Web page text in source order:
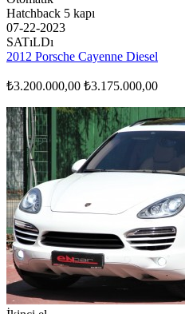
Hatchback 5 kapı
07-22-2023
SATıLDı
2012 Porsche Cayenne Diesel
₺3.200.000,00 ₺3.175.000,00